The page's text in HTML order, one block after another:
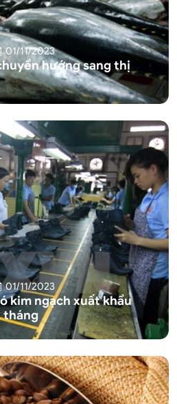
01/11/2023
hướng sang thị
01/11/2023
kim ngạch xuất khẩu
tháng